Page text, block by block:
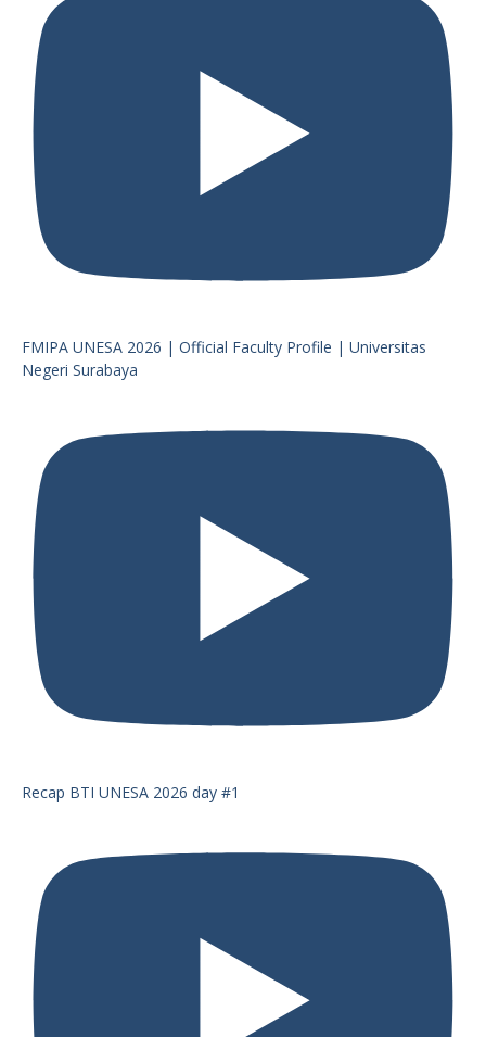
FMIPA UNESA 2026 | Official Faculty Profile | Universitas
Negeri Surabaya
Recap BTI UNESA 2026 day #1